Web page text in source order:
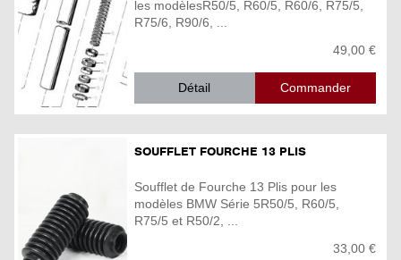
les modèlesR50/5, R60/5, R60/6, R75/5,
R75/6, R90/6, ...
49,00 €
Détail
SOUFFLET FOURCHE 13 PLIS
Soufflet de Fourche 13 Plis pour les
modèles BMW Série 5R50/5, R60/5,
R75/5 et R50/2, ...
33,00 €